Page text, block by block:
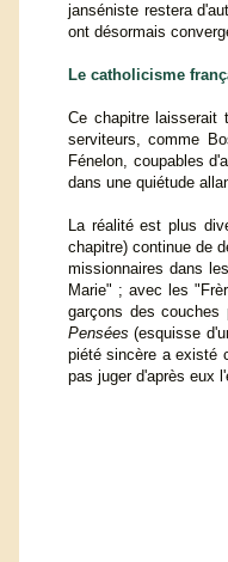
janséniste restera
ont désormais
Le catholicisme
Ce chapitre laisserait
serviteurs, comme
Fénelon, coupables
dans une quiétude
La réalité est plus
chapitre) continue de
missionnaires dans
Marie" ; avec les
garçons des
Pensées(esquisse
piété sincère a existé
pas juger d'après eux